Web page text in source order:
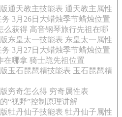
通天教主技能表 通天教主属性
务 3月26日大蜡烛季节蜡烛位置
么获得 高音钢琴旅行先祖在哪
东皇太一技能表 东皇太一属性
务 3月27日大蜡烛季节蜡烛位置
在哪拿 骑士跪先祖位置
玉石琵琶精技能表 玉石琵琶精
穷奇怎么得 穷奇属性表
“视野”控制原理讲解
牡丹仙子技能表 牡丹仙子属性